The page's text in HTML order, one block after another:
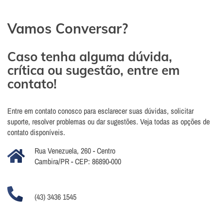
Vamos Conversar?
Caso tenha alguma dúvida,
crítica ou sugestão, entre em
contato!
Entre em contato conosco para esclarecer suas dúvidas, solicitar
suporte, resolver problemas ou dar sugestões. Veja todas as opções de
contato disponíveis.
Rua Venezuela, 260 - Centro
Cambira/PR - CEP: 86890-000
(43) 3436 1545